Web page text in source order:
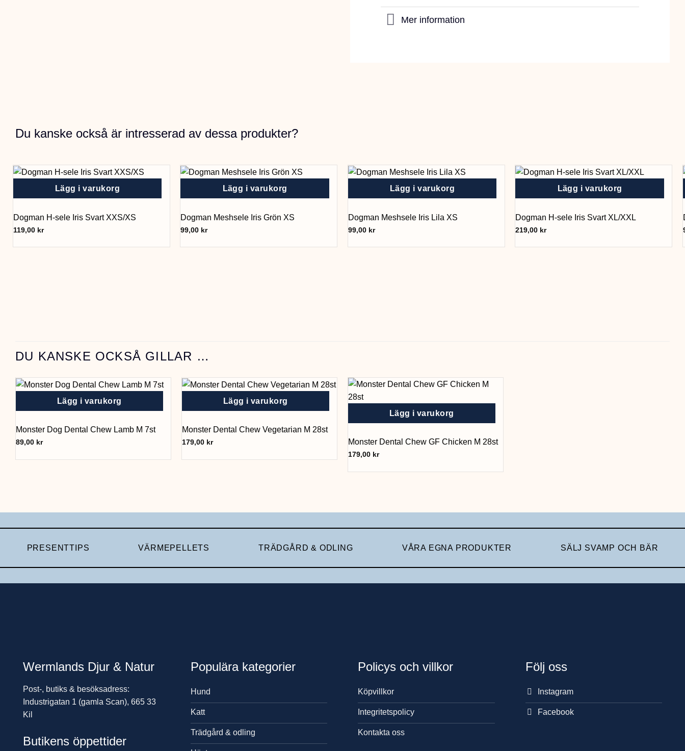
Mer information
Du kanske också är intresserad av dessa produkter?
Lägg i varukorg
Dogman H-sele Iris Svart XXS/XS
119,00 kr
Lägg i varukorg
Dogman Meshsele Iris Grön XS
99,00 kr
Lägg i varukorg
Dogman Meshsele Iris Lila XS
99,00 kr
Lägg i varukorg
Dogman H-sele Iris Svart XL/XXL
219,00 kr
DU KANSKE OCKSÅ GILLAR …
Lägg i varukorg
Monster Dog Dental Chew Lamb M 7st
89,00 kr
Lägg i varukorg
Monster Dental Chew Vegetarian M 28st
179,00 kr
Lägg i varukorg
Monster Dental Chew GF Chicken M 28st
179,00 kr
PRESENTTIPS VÄRMEPELLETS TRÄDGÅRD & ODLING VÅRA EGNA PRODUKTER SÄLJ SVAMP OCH BÄR
Wermlands Djur & Natur
Post-, butiks & besöksadress:
Industrigatan 1 (gamla Scan), 665 33
Kil
Butikens öppettider
Populära kategorier
Hund
Katt
Trädgård & odling
Policys och villkor
Köpvillkor
Integritetspolicy
Kontakta oss
Följ oss
Instagram
Facebook